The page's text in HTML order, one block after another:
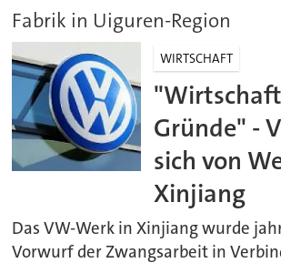
Fabrik in Uiguren-Region
WIRTSCHAFT
Gründe" -
sich von
Xinjiang
Das VW-Werk in Xinjiang wurde
Vorwurf der Zwangsarbeit in